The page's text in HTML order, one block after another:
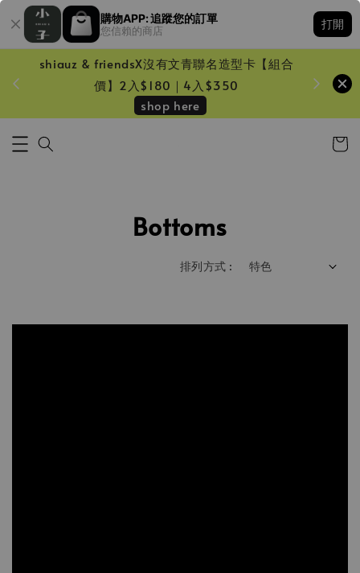
購物APP: 追蹤您的訂單
您信賴的商店
打開
shiauz & friendsX沒有文青聯名造型卡【組合
價】2入$180｜4入$350
shop here
Bottoms
排列方式 :